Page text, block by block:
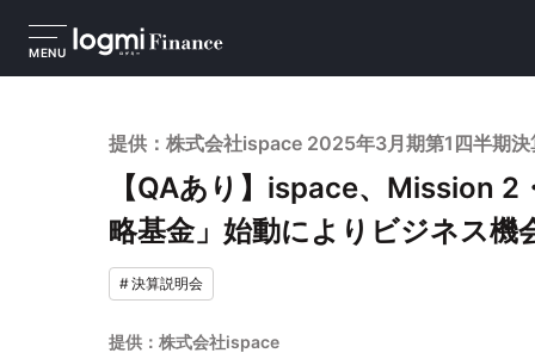
MENU
提供：株式会社ispace 2025年3月期第1四半期決
【QAあり】ispace、Mission
略基金」始動によりビジネス機
#決算説明会
提供：株式会社ispace